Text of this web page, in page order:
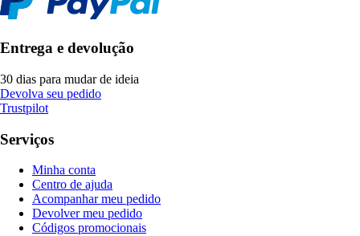
Entrega e devolução
30 dias para mudar de ideia
Devolva seu pedido
Trustpilot
Serviços
Minha conta
Centro de ajuda
Acompanhar meu pedido
Devolver meu pedido
Códigos promocionais